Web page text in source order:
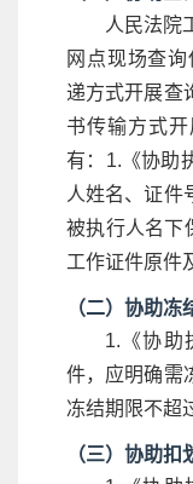
人民法院
网点现场查
递方式开展查
书传输方式
有：1.《协助
人姓名、证件
被执行人名下
工作证件原件
（二）协助冻
1.《协助
件，应明确需
冻结期限不超
（三）协助扣